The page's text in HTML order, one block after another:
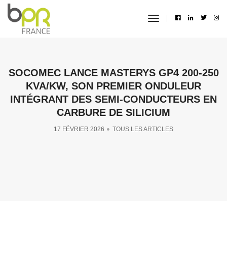
toggle
SOCOMEC LANCE MASTERYS GP4 200-250
KVA/KW, SON PREMIER ONDULEUR
INTÉGRANT DES SEMI-CONDUCTEURS EN
CARBURE DE SILICIUM
17 FÉVRIER 2026 TOUS LES ARTICLES